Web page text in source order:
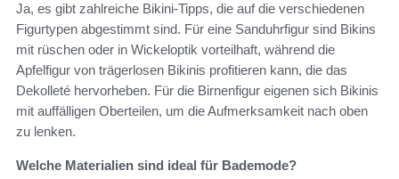
Ja, es gibt zahlreiche Bikini-Tipps, die auf die verschiedenen
Figurtypen abgestimmt sind. Für eine Sanduhrfigur sind Bikins
mit rüschen oder in Wickeloptik vorteilhaft, während die
Apfelfigur von trägerlosen Bikinis profitieren kann, die das
Dekolleté hervorheben. Für die Birnenfigur eigenen sich Bikinis
mit auffälligen Oberteilen, um die Aufmerksamkeit nach oben
zu lenken.
Welche Materialien sind ideal für Bademode?